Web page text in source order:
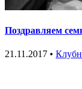
Поздравляем
21.11.2017 •